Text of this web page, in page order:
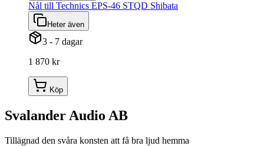
Nål till Technics EPS-46 STQD Shibata
Heter även
3 - 7 dagar
1 870 kr
Köp
Svalander Audio AB
Tillägnad den svåra konsten att få bra ljud hemma